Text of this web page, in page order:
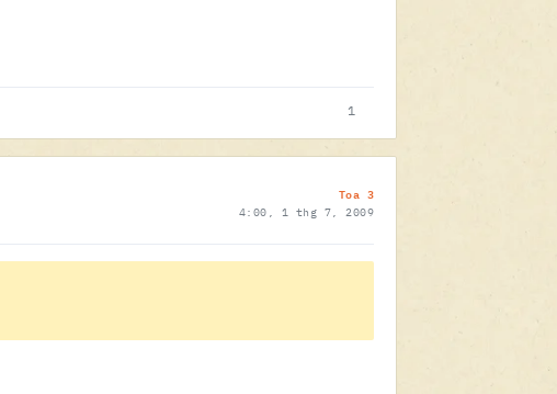
1
Toa 3
4:00, 1 thg 7, 2009